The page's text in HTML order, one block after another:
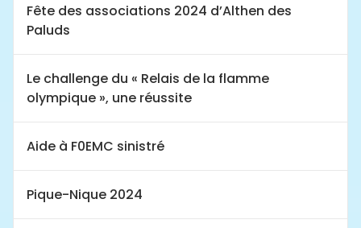
Fête des associations 2024 d’Althen des
Paluds
Le challenge du « Relais de la flamme
olympique », une réussite
Aide à F0EMC sinistré
Pique-Nique 2024